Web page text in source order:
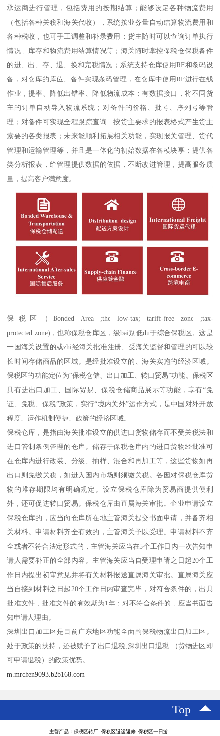
承运商进行管理，包括费用的按期结算；能够设定各种物流费用
（包括各种关税和海关代收），系统按业务量自动结算物流费用和
各种税收，也可手工调整和补录费用；货主随时可以查询订单执行
情况、库存和物流费用结算情况等；海关随时掌控保税仓保税备件
的进、出、存、退、换和完税情况；系统支持仓库使用RF和条码设
备，对仓库的库位、备件实现条码管理，在仓库中使用RF进行在线
作业，提率、降低出错率、降低物流成本；有数据接口，将不同货
主的订单自动导入物流系统；对备件的价格、批号、序列号等管
理；对备件可实现全程跟踪查询；按货主要求的报表格式产生货主
索要的各类报表；未来能顺利拓展相关功能，实现报关管理、货代
管理和运输管理等，并且是一体化的初始数据在各模块享；提供各
类分析报表，给管理提供数据的依据，不断改进管理，提高服务质
量，提高客户满意度。
保税区（Bonded Area ;the low-tax; tariff-free zone ;tax-
protected zone)，也称保税仓库区，级bai别低du于综合保税区。这是
一国海关设置的或zhi经海关批准注册、受海关监督和管理的可以较
长时间存储商品的区域。是经批准设立的、海关实施的经济区域。
保税区的功能定位为“保税仓储、出口加工、转口贸易”功能。保税区
具有进出口加工、国际贸易、保税仓储商品展示等功能，享有“免
证、免税、保税”政策，实行“境内关外”运作方式，是中国对外开放
程度、运作机制便捷、政策的经济区域。
保税仓库，是指由海关批准设立的供进口货物储存而不受关税法和
进口管制条例管理的仓库。储存于保税仓库内的进口货物经批准可
在仓库内进行改装、分级、抽样、混合和再加工等，这些货物如再
出口则免缴关税，如进入国内市场则须缴关税。各国对保税仓库货
物的堆存期限均有明确规定。设立保税仓库除为贸易商提供便利
外，还可促进转口贸易。保税仓库由直属海关审批。企业申请设立
保税仓库的，应当向仓库所在地主管海关提交书面申请，并备齐相
关材料。申请材料齐全有效的，主管海关予以受理。申请材料不齐
全或者不符合法定形式的，主管海关应当在5个工作日内一次告知申
请人需要补正的全部内容。主管海关应当自受理申请之日起20个工
作日内提出初审意见并将有关材料报送直属海关审批。直属海关应
当自接到材料之日起20个工作日内审查完毕，对符合条件的，出具
批准文件，批准文件的有效期为1年；对不符合条件的，应当书面告
知申请人理由。
深圳出口加工区是目前广东地区功能全面的保税物流出口加工区。
处于政策的扶持，还被赋予了出口退税,深圳出口退税 （货物进区即
可申请退税）的政策优势。
m.mrchen9093.b2b168.com
Top
主营产品：保税区转厂 保税区退运返修 保税区一日游